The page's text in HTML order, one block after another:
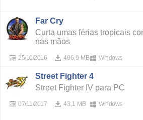
Far Cry
Curta umas férias tropicais
nas mãos
496,9 MB
25/10/2016 Windows
Street Fighter 4
Street Fighter IV para PC
43,1 MB
07/11/2017 Windows